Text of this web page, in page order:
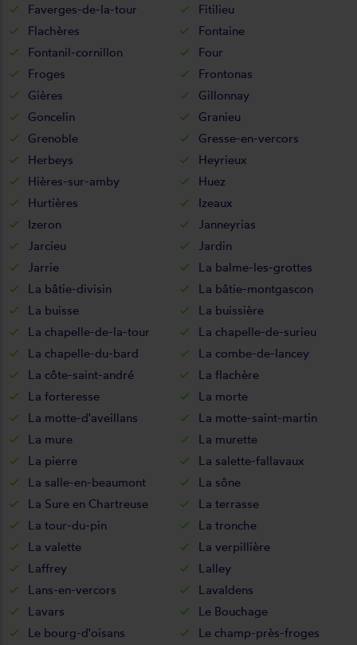
Faverges-de-la-tour
Fitilieu
Flachères
Fontaine
Fontanil-cornillon
Four
Froges
Frontonas
Gières
Gillonnay
Goncelin
Granieu
Grenoble
Gresse-en-vercors
Herbeys
Heyrieux
Hières-sur-amby
Huez
Hurtières
Izeaux
Izeron
Janneyrias
Jarcieu
Jardin
Jarrie
La balme-les-grottes
La bâtie-divisin
La bâtie-montgascon
La buisse
La buissière
La chapelle-de-la-tour
La chapelle-de-surieu
La chapelle-du-bard
La combe-de-lancey
La côte-saint-andré
La flachère
La forteresse
La morte
La motte-d'aveillans
La motte-saint-martin
La mure
La murette
La pierre
La salette-fallavaux
La salle-en-beaumont
La sône
La Sure en Chartreuse
La terrasse
La tour-du-pin
La tronche
La valette
La verpillière
Laffrey
Lalley
Lans-en-vercors
Lavaldens
Lavars
Le Bouchage
Le bourg-d'oisans
Le champ-près-froges